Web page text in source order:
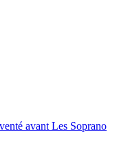
avant Les Soprano